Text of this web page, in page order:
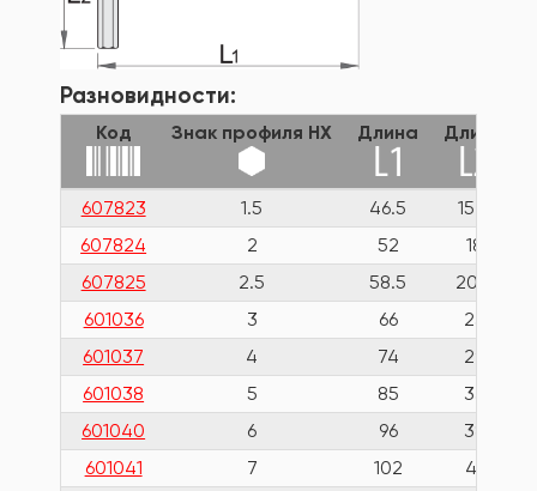
Разновидности:
Код Знак профиля HX Длина Длина
607823 1.5 46.5
15.5
607824
2 52
18
607825
2.5 58.5
20.5
601036
3 66
23
601037
4 74
29
601038
5 85
33
601040
6 96
38
601041
7 102
41